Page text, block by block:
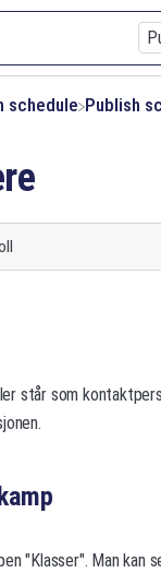
schedule ​Publish
står som
"Klasser". Man kan